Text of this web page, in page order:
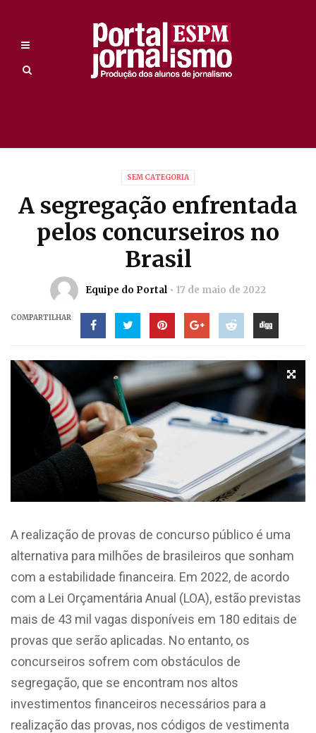
SEM CATEGORIA
A segregação enfrentada
pelos concurseiros no
Brasil
Equipe do Portal 17 de maio de 2022
COMPARTILHAR
A realização de provas de concurso público é uma
alternativa para milhões de brasileiros que sonham
com a estabilidade financeira. Em 2022, de acordo
com a Lei Orçamentária Anual (LOA), estão previstas
mais de 43 mil vagas disponíveis em 180 editais de
provas que serão aplicadas. No entanto, os
concurseiros sofrem com obstáculos de
segregação, que se encontram nos altos
investimentos financeiros necessários para a
realização das provas, nos códigos de vestimenta